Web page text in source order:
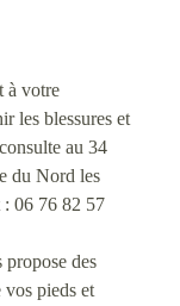
à votre
les blessures et
au 34
du Nord les
: 06 76 82 57
des
vos pieds et